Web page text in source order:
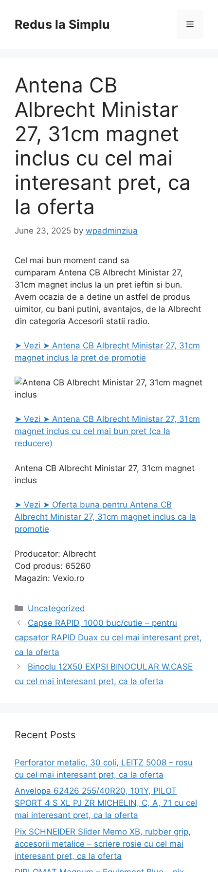
contentRedus la Simplu Menu
Antena CB
Albrecht Ministar
27, 31cm magnet
inclus cu cel mai
interesant pret, ca
la oferta
June 23, 2025 by wpadminziua
Cel mai bun moment cand sa
cumparam Antena CB Albrecht Ministar 27,
31cm magnet inclus la un pret ieftin si bun.
Avem ocazia de a detine un astfel de produs
uimitor, cu bani putini, avantajos, de la Albrecht
din categoria Accesorii statii radio.
➤ Vezi ➤ Antena CB Albrecht Ministar 27, 31cm
magnet inclus la pret de promotie
➤ Vezi ➤ Antena CB Albrecht Ministar 27, 31cm
magnet inclus cu cel mai bun pret (ca la
reducere)
Antena CB Albrecht Ministar 27, 31cm magnet
inclus
➤ Vezi ➤ Oferta buna pentru Antena CB
Albrecht Ministar 27, 31cm magnet inclus ca la
promotie
Producator: Albrecht
Cod produs: 65260
Magazin: Vexio.ro
Categories
Uncategorized
Capse RAPID, 1000 buc/cutie – pentru
capsator RAPID Duax cu cel mai interesant pret,
ca la oferta
Binoclu 12X50 EXPSI BINOCULAR W.CASE
cu cel mai interesant pret, ca la oferta
Recent Posts
Perforator metalic, 30 coli, LEITZ 5008 – rosu
cu cel mai interesant pret, ca la oferta
Anvelopa 62426 255/40R20, 101Y, PILOT
SPORT 4 S XL PJ ZR MICHELIN, C, A, 71 cu cel
mai interesant pret, ca la oferta
Pix SCHNEIDER Slider Memo XB, rubber grip,
accesorii metalice – scriere rosie cu cel mai
interesant pret, ca la oferta